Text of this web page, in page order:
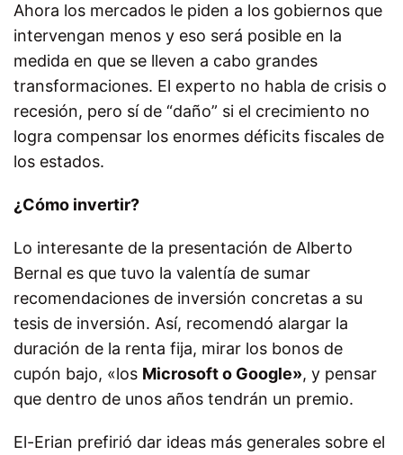
Ahora los mercados le piden a los gobiernos que
intervengan menos y eso será posible en la
medida en que se lleven a cabo grandes
transformaciones. El experto no habla de crisis o
recesión, pero sí de “daño” si el crecimiento no
logra compensar los enormes déficits fiscales de
los estados.
¿Cómo invertir?
Lo interesante de la presentación de Alberto
Bernal es que tuvo la valentía de sumar
recomendaciones de inversión concretas a su
tesis de inversión. Así, recomendó alargar la
duración de la renta fija, mirar los bonos de
cupón bajo, «los Microsoft o Google», y pensar
que dentro de unos años tendrán un premio.
El-Erian prefirió dar ideas más generales sobre el